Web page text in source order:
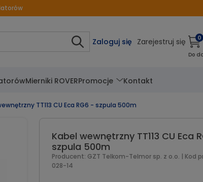
Zaloguj się Zarejestruj się
Do
0
Mierniki ROVERPromocje Kontakt
TT113 CU Eca RG6 - szpula 500m
Kabel wewnętrzny TT113 CU Eca
szpula 500m
Producent: GZT Telkom-Telmor sp. z o.o. | Kod
028-14